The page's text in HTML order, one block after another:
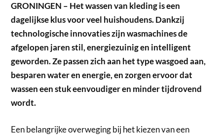
GRONINGEN – Het wassen van kleding is een
dagelijkse klus voor veel huishoudens. Dankzij
technologische innovaties zijn wasmachines de
afgelopen jaren stil, energiezuinig en intelligent
geworden. Ze passen zich aan het type wasgoed aan,
besparen water en energie, en zorgen ervoor dat
wassen een stuk eenvoudiger en minder tijdrovend
wordt.
Een belangrijke overweging bij het kiezen van een